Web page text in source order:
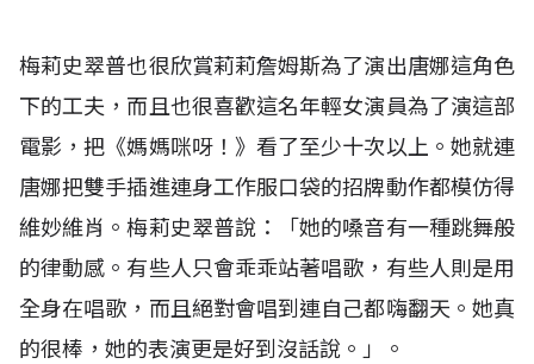
梅莉史翠普也很欣賞莉莉詹姆斯為了演出唐娜這角色
下的工夫，而且也很喜歡這名年輕女演員為了演這部
電影，把《媽媽咪呀！》看了至少十次以上。她就連
唐娜把雙手插進連身工作服口袋的招牌動作都模仿得
維妙維肖。梅莉史翠普說：「她的嗓音有一種跳舞般
的律動感。有些人只會乖乖站著唱歌，有些人則是用
全身在唱歌，而且絕對會唱到連自己都嗨翻天。她真
的很棒，她的表演更是好到沒話說。」。